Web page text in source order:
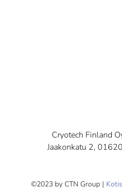
Cryotech Finland
Jaakonkatu 2,
©2023 by CTN Group |